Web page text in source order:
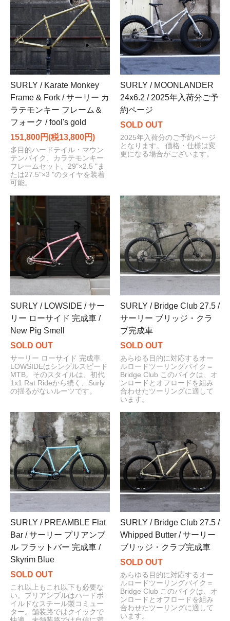
SURLY / Karate Monkey
Frame & Fork / サーリー カ
ラテモンキー フレーム＆
フォーク / fool's gold
151,800円(税13,800円)
多目的ハードテイル・マウン
テンバイク、カラテモンキー
フレームセット。29"×2.5 "ま
たは27.5"×3 "のタイヤを装着
可能。
SURLY / MOONLANDER
24x6.2 / 2025年入荷分ご予
約ページ
SOLD OUT
2025年入荷分のご予約ページ
となります。 価格・仕様は変
更になる場合がございます。
SURLY / LOWSIDE / サー
リー ローサイド 完成車 /
New Pig Smell
SOLD OUT
サーリー ローサイド 完成車
LOWSIDEはシングルスピード
MTB。そのスタイルは、初代
1x1 Rat Rideから続く、Surly
の揺るがないルーツです。
SURLY / Bridge Club 27.5 /
サーリー ブリッジ・クラ
ブ完成車
SOLD OUT
あらゆる目的に対応するオー
ルロードツーリングバイク＝
Bridge Club このバイクは、オ
ンロードとオフロードを組み
合わせたツーリングに適して
います。
SURLY / PREAMBLE Flat
Bar / サーリー プリアンブ
ル フラットバー 完成車 /
Skyrim Blue
SOLD OUT
これ以上もこれ以下も必要な
い。プリアンブルはハードボ
イルドなスチール製コミュー
ター。舗装路ではクイックで
SURLY / Bridge Club 27.5 /
Whipped Butter / サーリー
ブリッジ・クラブ完成車
SOLD OUT
あらゆる目的に対応するオー
ルロードツーリングバイク＝
Bridge Club このバイクは、オ
ンロードとオフロードを組み
合わせたツーリングに適して
います。